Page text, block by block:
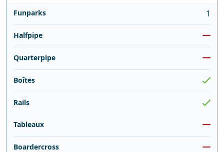
Funparks 1
Halfpipe
Quarterpipe
Boîtes
Rails
Tableaux
Boardercross